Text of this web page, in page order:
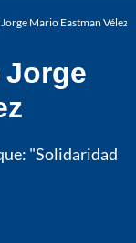
Mario Eastman Vélez
"Solidaridad